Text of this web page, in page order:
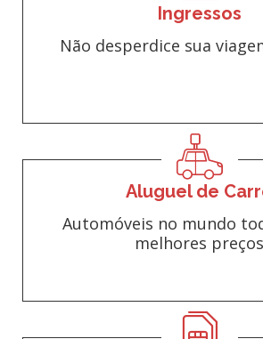
Ingressos
Não desperdice sua
Aluguel de
Automóveis no mundo
melhores preços